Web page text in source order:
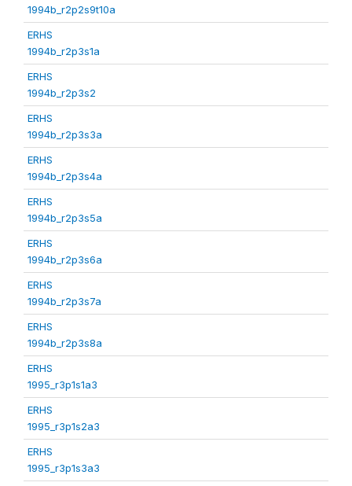
1994b_r2p2s9t10a
ERHS
1994b_r2p3s1a
ERHS
1994b_r2p3s2
ERHS
1994b_r2p3s3a
ERHS
1994b_r2p3s4a
ERHS
1994b_r2p3s5a
ERHS
1994b_r2p3s6a
ERHS
1994b_r2p3s7a
ERHS
1994b_r2p3s8a
ERHS
1995_r3p1s1a3
ERHS
1995_r3p1s2a3
ERHS
1995_r3p1s3a3